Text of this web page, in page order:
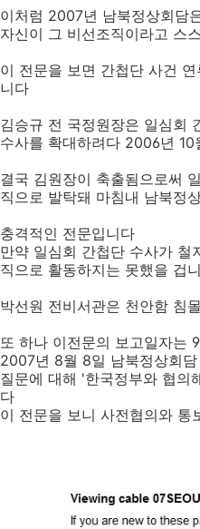
이처럼 2007년 남북정상회담
자신이 그 비선조직이라고 스
이 전문을 보면 간첩단 사건
니다
김승규 전 국정원장은 일심회
수사를 확대하려다 2006년
결국 김원장이 축출됨으로써
직으로 발탁돼 마침내 남북정
충격적인 전문입니다
만약 일심회 간첩단 수사가 철
직으로 활동하지는 못했을 겁
박선원 전비서관은 천안함 침
또 하나 이전문의 보고일자는
2007년 8월 8일 남북정상회
질문에 대해 '한국정부와 협의
다
이 전문을 보니 사전협의와 통